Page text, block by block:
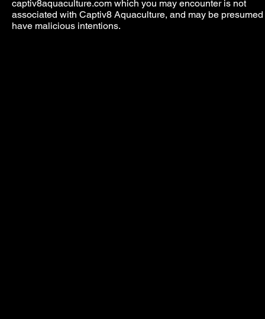
captiv8aquaculture.com which you may encounter is not
associated with Captiv8 Aquaculture, and may be presumed
have malicious intentions.